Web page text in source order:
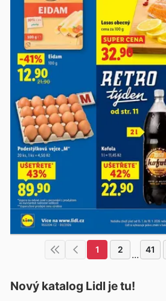
1 2 ... 41
Nový katalog Lidl je tu!